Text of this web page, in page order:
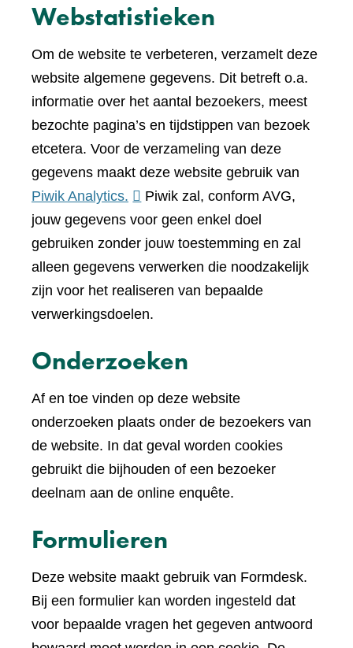
Webstatistieken
Om de website te verbeteren, verzamelt deze
website algemene gegevens. Dit betreft o.a.
informatie over het aantal bezoekers, meest
bezochte pagina’s en tijdstippen van bezoek
etcetera. Voor de verzameling van deze
gegevens maakt deze website gebruik van
Piwik Analytics. (verwijst
naar
een
andere
website)
Piwik zal, conform AVG,
jouw gegevens voor geen enkel doel
gebruiken zonder jouw toestemming en zal
alleen gegevens verwerken die noodzakelijk
zijn voor het realiseren van bepaalde
verwerkingsdoelen.
Onderzoeken
Af en toe vinden op deze website
onderzoeken plaats onder de bezoekers van
de website. In dat geval worden cookies
gebruikt die bijhouden of een bezoeker
deelnam aan de online enquête.
Formulieren
Deze website maakt gebruik van Formdesk.
Bij een formulier kan worden ingesteld dat
voor bepaalde vragen het gegeven antwoord